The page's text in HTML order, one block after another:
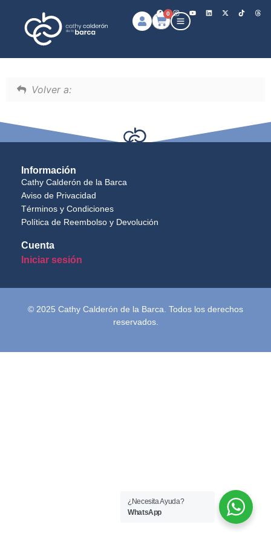
0
Volver a:
Información
Cathy Calderón de la Barca
Aviso de Privacidad
Términos y Condiciones
Política de Reembolso y Devolución
Cuenta
Iniciar sesión
© 2025 Cathy Calderón de la Barca. Todos los derechos
reservados.
¿Necesita Ayuda?
WhatsApp